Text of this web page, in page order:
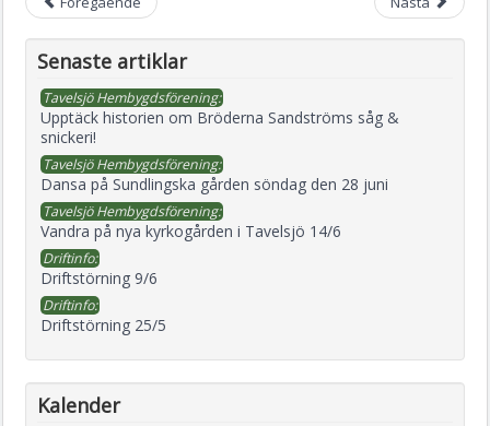
Senaste artiklar
Tavelsjö Hembygdsförening:
Upptäck historien om Bröderna Sandströms såg &
snickeri!
Tavelsjö Hembygdsförening:
Dansa på Sundlingska gården söndag den 28 juni
Tavelsjö Hembygdsförening:
Vandra på nya kyrkogården i Tavelsjö 14/6
Driftinfo:
Driftstörning 9/6
Driftinfo:
Driftstörning 25/5
Kalender